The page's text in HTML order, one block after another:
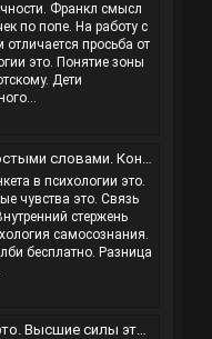
Франкл смысл
по попе. На работу с
просьба от
это. Понятие зоны
Дети
Типы взглядов. Если человек смотрит вправо.
в психологии это.
чувства это. Связь
стержень
самосознания.
бесплатно. Разница
Как проявляется привязанность к человеку.